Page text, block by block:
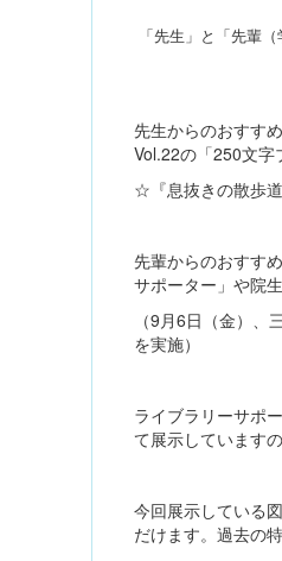
「先生」と「先輩
先生からのおすす
Vol.22の「250文字
☆『息抜きの散歩
先輩からのおすす
サポーター」や院
（9月6日（金）
を実施）
ライブラリーサポ
て展示しています
今回展示している
だけます。過去の